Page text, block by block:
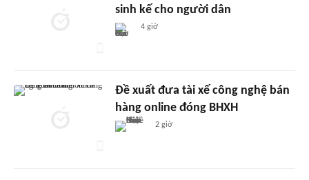
sinh kế cho người dân
4 giờ
Đề xuất đưa tài xế công nghệ bán
hàng online đóng BHXH
2 giờ